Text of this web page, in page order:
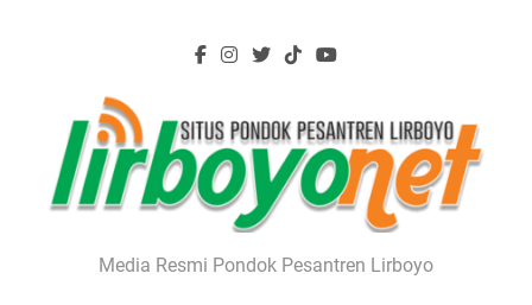
Lirboyo.net
Media Resmi Pondok Pesantren Lirboyo